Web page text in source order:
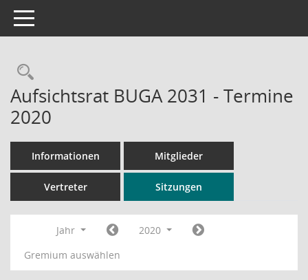
Toggle navigation
Rechercheauswahl
Aufsichtsrat BUGA 2031 - Termine
2020
Informationen Mitglieder
Vertreter Sitzungen
Jahr
2020
Gremium auswählen